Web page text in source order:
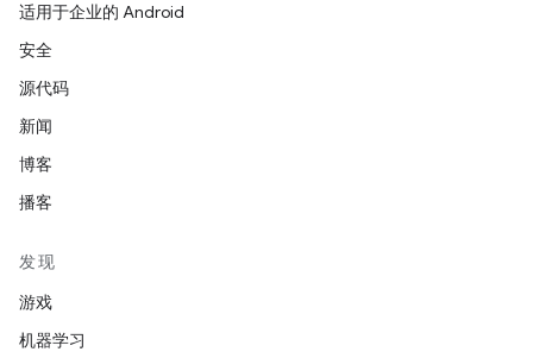
适用于企业的 Android
安全
源代码
新闻
博客
播客
发现
游戏
机器学习